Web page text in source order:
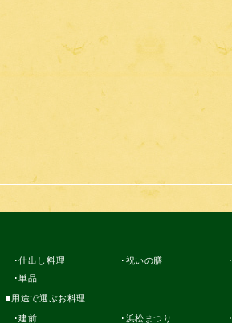
仕出し料理 祝いの膳
単品
用途で選ぶお料理
建前 浜松まつり